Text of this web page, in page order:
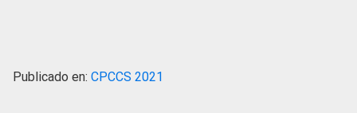
Publicado en: CPCCS 2021